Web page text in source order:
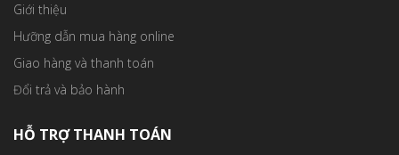
Giới thiệu
Hưỡng dẫn mua hàng online
Giao hàng và thanh toán
Đổi trả và bảo hành
HỖ TRỢ THANH TOÁN